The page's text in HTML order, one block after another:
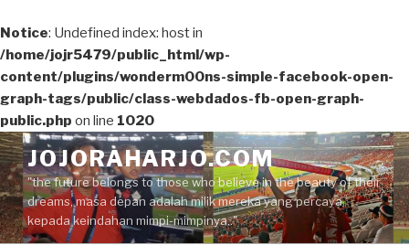
Notice: Undefined index: host in
/home/jojr5479/public_html/wp-
content/plugins/wonderm00ns-simple-facebook-open-
graph-tags/public/class-webdados-fb-open-graph-
public.php on line 1020
Skip
to
content
JOJORAHARJO.COM
"the future belongs to those who believe in the beauty of their
dreams, masa depan adalah milik mereka yang percaya
kepada keindahan mimpi-mimpinya.."